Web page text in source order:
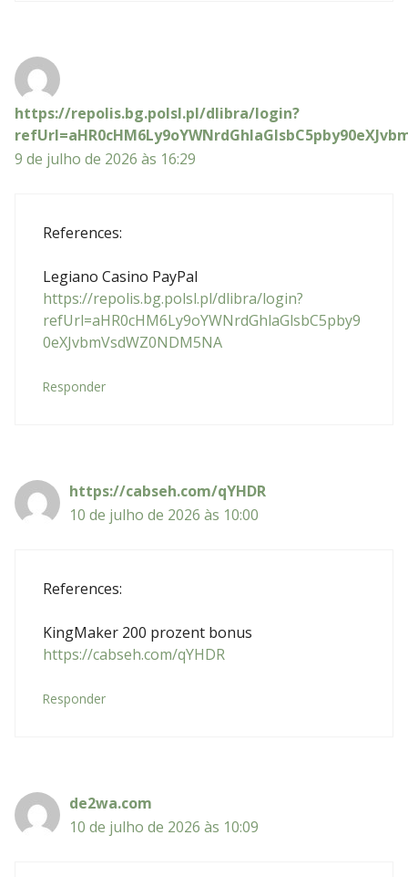
https://repolis.bg.polsl.pl/dlibra/login?
9 de julho de 2026 às 16:29
References:
Legiano Casino PayPal
https://repolis.bg.polsl.pl/dlibra/login?
refUrl=aHR0cHM6Ly9oYWNrdGhlaGlsbC5pby9
0eXJvbmVsdWZ0NDM5NA
Responder
https://cabseh.com/qYHDR
10 de julho de 2026 às 10:00
References:
KingMaker 200 prozent bonus
https://cabseh.com/qYHDR
Responder
de2wa.com
10 de julho de 2026 às 10:09